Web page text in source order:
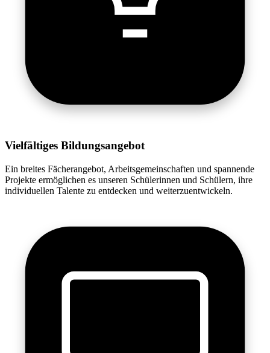
Vielfältiges Bildungsangebot
Ein breites Fächerangebot, Arbeitsgemeinschaften und spannende
Projekte ermöglichen es unseren Schülerinnen und Schülern, ihre
individuellen Talente zu entdecken und weiterzuentwickeln.